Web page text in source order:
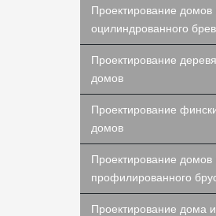
Проектирование домов
оцилиндрованного
Проектирование
домов
Проектирование
домов
Проектирование домов
профилированного
Проектирование дома